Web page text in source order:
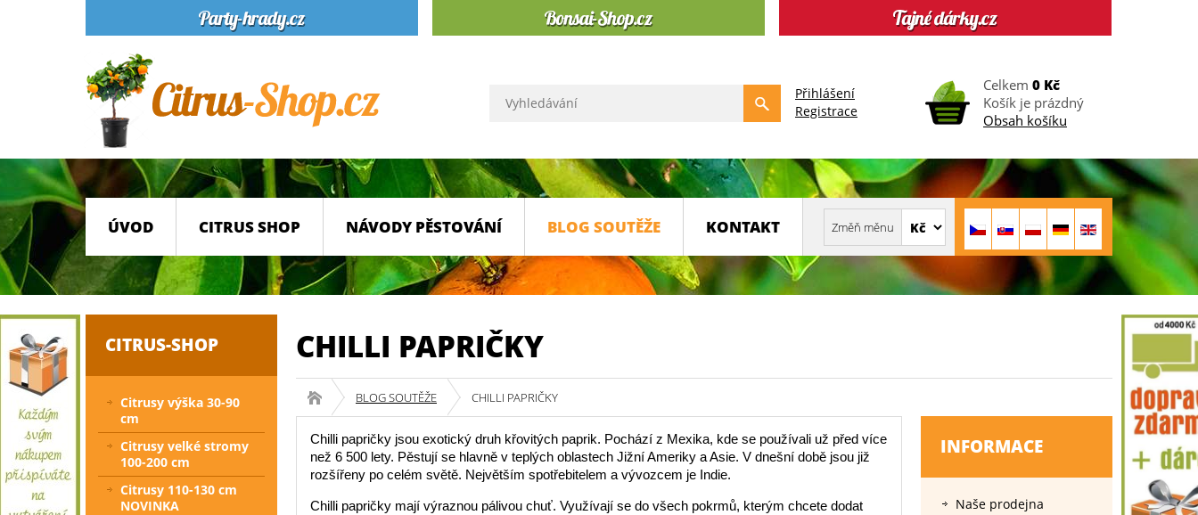
Přihlášení
Registrace
Celkem 0 Kč
Košík je prázdný
Obsah košíku
ÚVOD CITRUS SHOP NÁVODY PĚSTOVÁNÍ BLOG SOUTĚŽE KONTAKT
CHILLI PAPRIČKY
BLOG SOUTĚŽE CHILLI PAPRIČKY
Chilli papričky jsou exotický druh křovitých paprik. Pochází z Mexika, kde se používali už před více
než 6 500 lety. Pěstují se hlavně v teplých oblastech Jižní Ameriky a Asie. V dnešní době jsou již
rozšířeny po celém světě. Největším spotřebitelem a vývozcem je Indie.
Chilli papričky mají výraznou pálivou chuť. Využívají se do všech pokrmů, kterým chcete dodat
INFORMACE
Naše prodejna
CITRUS-SHOP
Citrusy výška 30-90
cm
Citrusy velké stromy
100-200 cm
Citrusy 110-130 cm
NOVINKA